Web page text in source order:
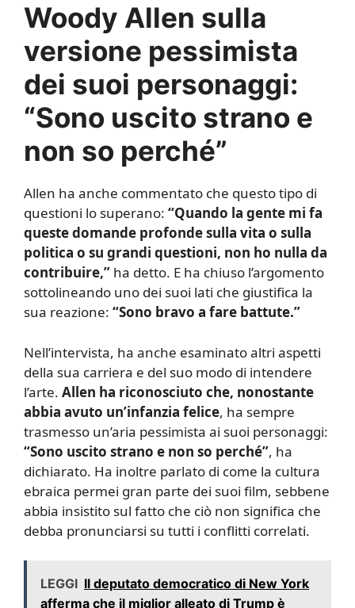
Woody Allen sulla
versione pessimista
dei suoi personaggi:
“Sono uscito strano e
non so perché”
Allen ha anche commentato che questo tipo di
questioni lo superano: “Quando la gente mi fa
queste domande profonde sulla vita o sulla
politica o su grandi questioni, non ho nulla da
contribuire,” ha detto. E ha chiuso l’argomento
sottolineando uno dei suoi lati che giustifica la
sua reazione: “Sono bravo a fare battute.”
Nell’intervista, ha anche esaminato altri aspetti
della sua carriera e del suo modo di intendere
l’arte. Allen ha riconosciuto che, nonostante
abbia avuto un’infanzia felice, ha sempre
trasmesso un’aria pessimista ai suoi personaggi:
“Sono uscito strano e non so perché”, ha
dichiarato. Ha inoltre parlato di come la cultura
ebraica permei gran parte dei suoi film, sebbene
abbia insistito sul fatto che ciò non significa che
debba pronunciarsi su tutti i conflitti correlati.
LEGGI Il deputato democratico di New York
afferma che il miglior alleato di Trump è